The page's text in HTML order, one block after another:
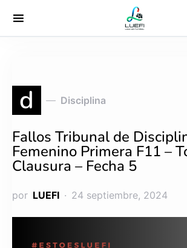
d Disciplina
Fallos Tribunal de
Femenino Primera F11 –
Clausura – Fecha 5
por LUEFI 24 septiembre, 2024